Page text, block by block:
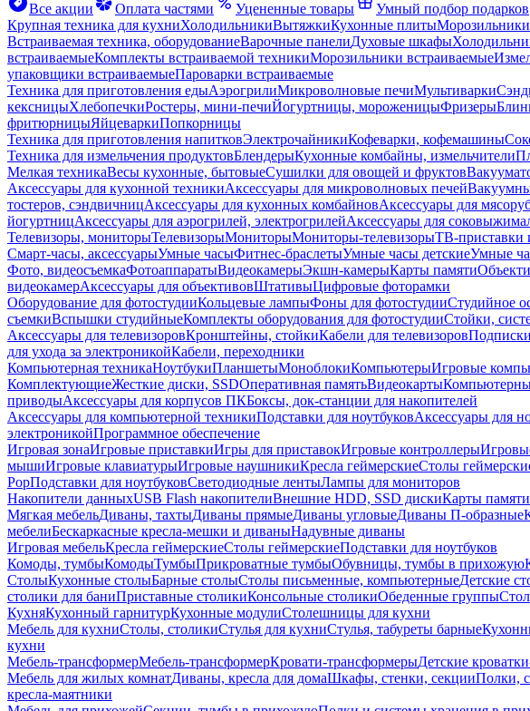
Все акции
Оплата частями Уцененные товары Умный подбор подарков
Крупная техника для кухниХолодильникиВытяжкиКухонные плитыМорозильники
Встраиваемая техника, оборудованиеВарочные панелиДуховые шкафы
встраиваемыеКомплекты встраиваемой техникиМорозильники встраиваемые
упаковщики встраиваемыеПароварки встраиваемые
Техника для приготовления едыАэрогрилиМикроволновые печиМультиварки
кексницыХлебопечкиРостеры, мини-печиЙогуртницы, мороженицыФризеры
фритюрницыЯйцеваркиПопкорницы
Техника для приготовления напитковЭлектрочайникиКофеварки, кофемашины
Техника для измельчения продуктовБлендерыКухонные комбайны, измельчители
Мелкая техникаВесы кухонные, бытовыеСушилки для овощей и фруктов
Аксессуары для кухонной техникиАксессуары для микроволновых печей
тостеров, сэндвичницАксессуары для кухонных комбайновАксессуары для
йогуртницАксессуары для аэрогрилей, электрогрилейАксессуары для
Телевизоры, мониторыТелевизорыМониторыМониторы-телевизорыТВ-приставки
Смарт-часы, аксессуарыУмные часыФитнес-браслетыУмные часы детскиеУмные
Фото, видеосъемкаФотоаппаратыВидеокамерыЭкшн-камерыКарты памяти
видеокамерАксессуары для объективовШтативыЦифровые фоторамки
Оборудование для фотостудииКольцевые лампыФоны для фотостудииСтудийное
съемкиВспышки студийныеКомплекты оборудования для фотостудииСтойки,
Аксессуары для телевизоровКронштейны, стойкиКабели для телевизоров
для ухода за электроникойКабели, переходники
Компьютерная техникаНоутбукиПланшетыМоноблокиКомпьютерыИгровые
КомплектующиеЖесткие диски, SSDОперативная памятьВидеокарты
приводыАксессуары для корпусов ПКБоксы, док-станции для накопителей
Аксессуары для компьютерной техникиПодставки для ноутбуковАксессуары для
электроникойПрограммное обеспечение
Игровая зонаИгровые приставкиИгры для приставокИгровые контроллеры
мышиИгровые клавиатурыИгровые наушникиКресла геймерскиеСтолы
PopПодставки для ноутбуковСветодиодные лентыЛампы для мониторов
Накопители данныхUSB Flash накопителиВнешние HDD, SSD дискиКарты памяти
Мягкая мебельДиваны, тахтыДиваны прямыеДиваны угловыеДиваны П-образные
мебелиБескаркасные кресла-мешки и диваныНадувные диваны
Игровая мебельКресла геймерскиеСтолы геймерскиеПодставки для ноутбуков
Комоды, тумбыКомодыТумбыПрикроватные тумбыОбувницы, тумбы в прихожую
СтолыКухонные столыБарные столыСтолы письменные, компьютерныеДетские
столики для баниПриставные столикиКонсольные столикиОбеденные группы
КухняКухонный гарнитурКухонные модулиСтолешницы для кухни
Мебель для кухниСтолы, столикиСтулья для кухниСтулья, табуреты барные
кухни
Мебель-трансформерМебель-трансформерКровати-трансформерыДетские
Мебель для жилых комнатДиваны, кресла для домаШкафы, стенки, секцииПолки,
кресла-маятники